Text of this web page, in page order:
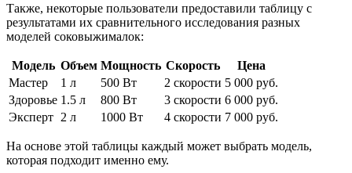
Также, некоторые пользователи предоставили таблицу с
результатами их сравнительного исследования разных
моделей соковыжималок:
Модель Объем Мощность Скорость
Цена
Мастер
1 л 500 Вт 2 скорости 5 000 руб.
Здоровье 1.5 л 800 Вт 3 скорости 6 000 руб.
Эксперт 2 л 1000 Вт 4 скорости 7 000 руб.
На основе этой таблицы каждый может выбрать модель,
которая подходит именно ему.